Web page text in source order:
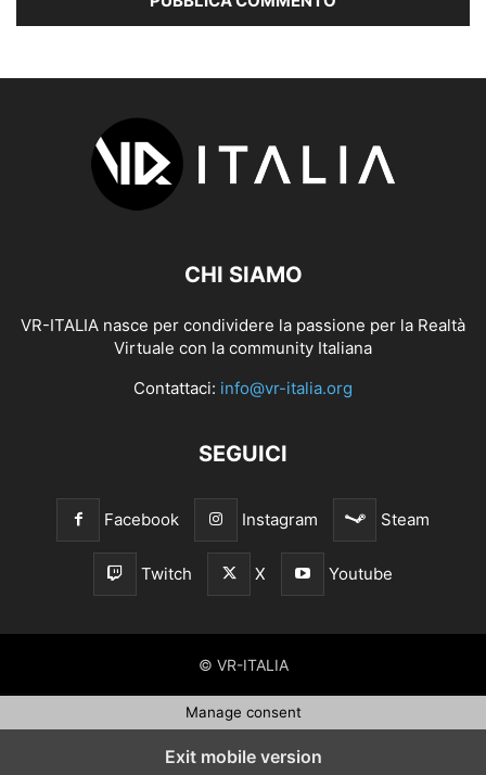
CHI SIAMO
VR-ITALIA nasce per condividere la passione per la Realtà
Virtuale con la community Italiana
Contattaci: info@vr-italia.org
SEGUICI
Facebook Instagram Steam
Twitch X Youtube
© VR-ITALIA
Manage consent
Exit mobile version